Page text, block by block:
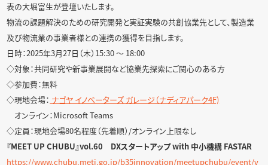
表の大堀富生が登壇いたします。
物流の課題解決のための研究開発と実証実験の共創協業先として、製造業
及び物流業の事業者様との連携の獲得を目指します。
日時：2025年3月27日（木）15:30 ～ 18:00
◇対象：共同研究や新事業展開など協業先探索にご関心のある方
◇参加費：無料
◇現地会場： ナゴヤ イノベーターズ ガレージ（ナディアパーク4F)
オンライン：Microsoft Teams
◇定員：現地会場80名程度（先着順）/オンライン上限なし
『MEET UP CHUBU』vol.60 DXスタートアップ with 中小機構 FASTAR
https://www.chubu.meti.go.jp/b35innovation/meetupchubu/event/v